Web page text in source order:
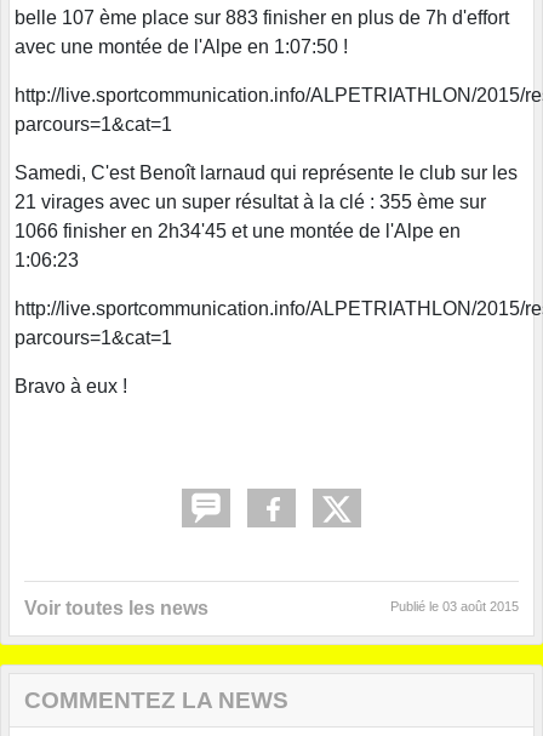
belle 107 ème place sur 883 finisher en plus de 7h d'effort
avec une montée de l'Alpe en 1:07:50 !
http://live.sportcommunication.info/ALPETRIATHLON/2015/
parcours=1&cat=1
Samedi, C'est Benoît larnaud qui représente le club sur les
21 virages avec un super résultat à la clé : 355 ème sur
1066 finisher en 2h34'45 et une montée de l'Alpe en
1:06:23
http://live.sportcommunication.info/ALPETRIATHLON/2015/
parcours=1&cat=1
Bravo à eux !
Voir toutes les news Publié le 03 août 2015
COMMENTEZ LA NEWS